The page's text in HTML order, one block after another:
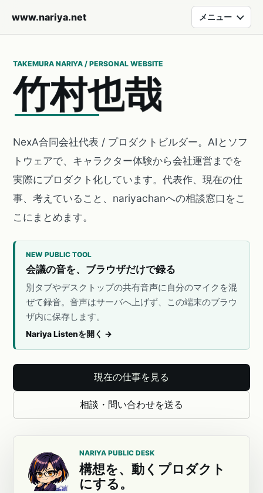
www.nariya.net メニュー
TAKEMURA NARIYA / PERSONAL WEBSITE
竹村也哉
NexA合同会社代表 / プロダクトビルダー。AIとソフ
トウェアで、キャラクター体験から会社運営までを
実際にプロダクト化しています。代表作、現在の仕
事、考えていること、nariyachanへの相談窓口をこ
こにまとめます。
NEW PUBLIC TOOL
会議の音を、ブラウザだけで録る
別タブやデスクトップの共有音声に自分のマイクを混
ぜて録音。音声はサーバへ上げず、この端末のブラウ
ザ内に保存します。
Nariya Listenを開く →
現在の仕事を見る
相談・問い合わせを送る
NARIYA PUBLIC DESK
構想を、動くプロダクト
にする。